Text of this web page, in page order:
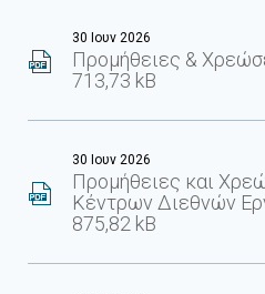
30 Ιουν 2026
Προμήθειες &
713,73 kB
30 Ιουν 2026
Προμήθειες και
Κέντρων Διεθνών
875,82 kB